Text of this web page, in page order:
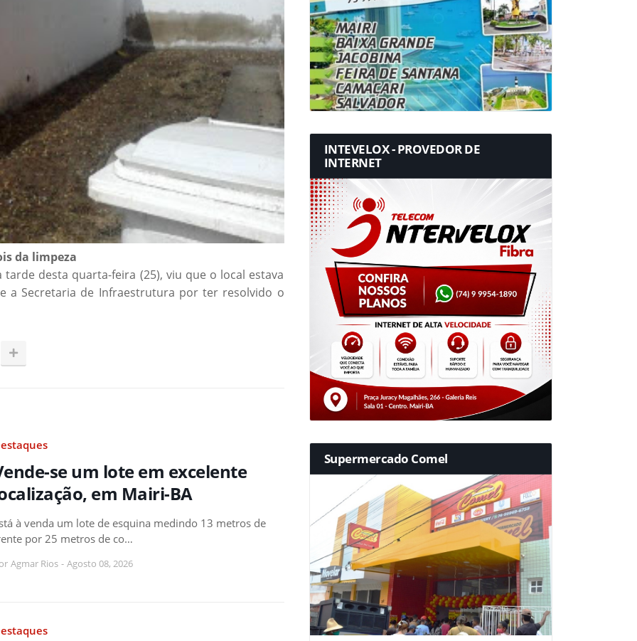
da limpeza
desta quarta-feira (25), viu que o local estava
a Secretaria de Infraestrutura por ter resolvido o
se um lote em excelente
em Mairi-BA
à venda um lote de esquina medindo 13 metros de
por 25 metros de co…
Agmar Rios - Agosto 08, 2026
INTEVELOX - PROVEDOR DE
INTERNET
Supermercado Comel